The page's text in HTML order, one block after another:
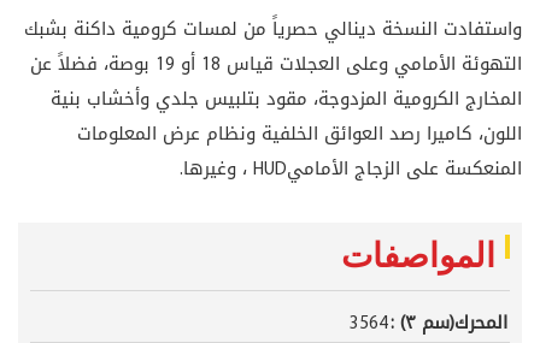
واستفادت النسخة دينالي حصرياً من لمسات كرومية داكنة بشبك
التهوئة الأمامي وعلى العجلات قياس 18 أو 19 بوصة، فضلاً عن
المخارج الكرومية المزدوجة، مقود بتلبيس جلدي وأخشاب بنية
اللون، كاميرا رصد العوائق الخلفية ونظام عرض المعلومات
المنعكسة على الزجاج الأماميHUD، وغيرها.
المواصفات
المحرك(سم ٣) :
3564